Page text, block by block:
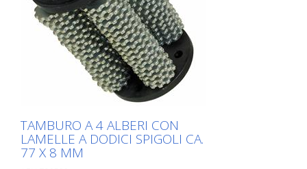
TAMBURO A 4 ALBERI CON
LAMELLE A DODICI SPIGOLI CA.
77 X 8 MM